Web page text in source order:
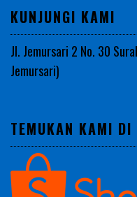
KUNJUNGI KAMI
Jl. Jemursari 2 No. 30
Jemursari)
TEMUKAN KAMI DI